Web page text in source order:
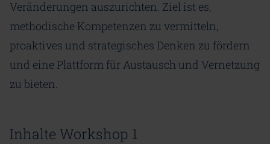
Veränderungen auszurichten. Ziel ist es,
methodische Kompetenzen zu vermitteln,
proaktives und strategisches Denken zu fördern
und eine Plattform für Austausch und Vernetzung
zu bieten.
Inhalte Workshop 1